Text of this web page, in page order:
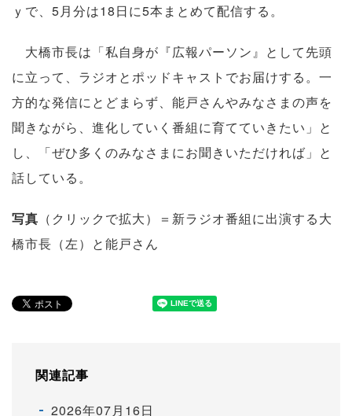
ｙで、5月分は18日に5本まとめて配信する。
大橋市長は「私自身が『広報パーソン』として先頭
に立って、ラジオとポッドキャストでお届けする。一
方的な発信にとどまらず、能戸さんやみなさまの声を
聞きながら、進化していく番組に育てていきたい」と
し、「ぜひ多くのみなさまにお聞きいただければ」と
話している。
写真 （クリックで拡大）＝新ラジオ番組に出演する大
橋市長（左）と能戸さん
関連記事
2026年07月16日